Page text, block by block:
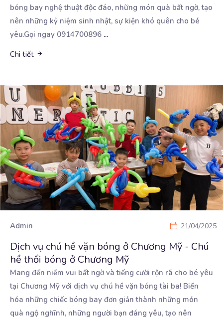
bóng bay nghệ thuật độc đáo, những món quà bất ngờ, tạo
nên những kỷ niệm sinh nhật, sự kiện khó quên cho bé
yêu.Gọi ngay 0914700896 ...
Chi tiết
Admin 21/04/2025
Dịch vụ chú hề vặn bóng ở Chương Mỹ - Chú
hề thổi bóng ở Chương Mỹ
Mang đến niềm vui bất ngờ và tiếng cười rộn rã cho bé yêu
tại Chương Mỹ với dịch vụ chú hề vặn bóng tài ba! Biến
hóa những chiếc bóng bay đơn giản thành những món
quà ngộ nghĩnh, những người bạn đáng yêu, tạo nên